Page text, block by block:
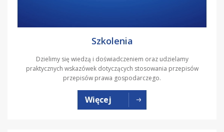
Szkolenia
Dzielimy się wiedzą i doświadczeniem oraz udzielamy
praktycznych wskazówek dotyczących stosowania przepisów
przepisów prawa gospodarczego.
Więcej